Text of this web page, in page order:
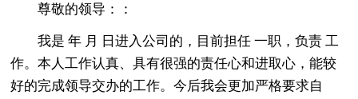
尊敬的领导：：
我是 年 月 日进入公司的，目前担任 一职，负责 工
作。本人工作认真、具有很强的责任心和进取心，能较
好的完成领导交办的工作。今后我会更加严格要求自